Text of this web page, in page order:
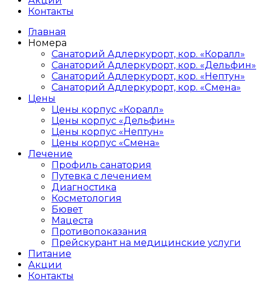
Контакты
Главная
Номера
Санаторий Адлеркурорт, кор. «Коралл»
Санаторий Адлеркурорт, кор. «Дельфин»
Санаторий Адлеркурорт, кор. «Нептун»
Санаторий Адлеркурорт, кор. «Смена»
Цены
Цены корпус «Коралл»
Цены корпус «Дельфин»
Цены корпус «Нептун»
Цены корпус «Смена»
Лечение
Профиль санатория
Путевка с лечением
Диагностика
Косметология
Бювет
Мацеста
Противопоказания
Прейскурант на медицинские услуги
Питание
Акции
Контакты